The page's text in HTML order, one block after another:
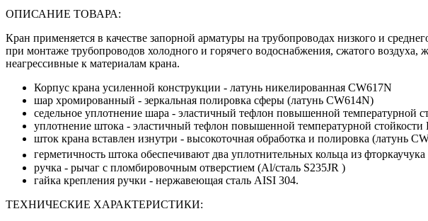
ОПИСАНИЕ ТОВАРА:
Кран применяется в качестве запорной арматуры на трубопроводах низкого и
при монтаже трубопроводов холодного и горячего водоснабжения, сжатого
неагрессивные к материалам крана.
Корпус крана усиленной конструкции - латунь никелированная CW617N
шар хромированный - зеркальная полировка сферы (латунь CW614N)
седельное уплотнение шара - эластичный тефлон повышенной температурной
уплотнение штока - эластичный тефлон повышенной температурной стойкости
шток крана вставлен изнутри - высокоточная обработка и полировка (латунь
герметичность штока обеспечивают два уплотнительных кольца из
ручка - рычаг с пломбировочным отверстием (Al/сталь S235JR )
гайка крепления ручки - нержавеющая сталь AISI 304.
ТЕХНИЧЕСКИЕ ХАРАКТЕРИСТИКИ: